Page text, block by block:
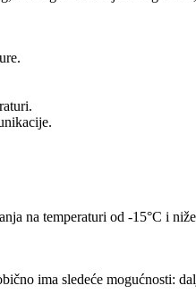
na temperaturi od -15°C i
ima sledeće mogućnosti: